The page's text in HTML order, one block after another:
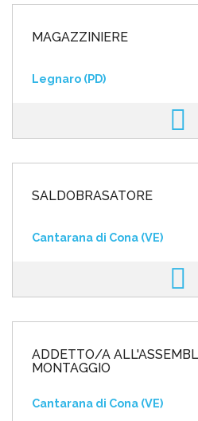
MAGAZZINIERE
Legnaro (PD)
SALDOBRASATORE
Cantarana di Cona (VE)
ADDETTO/A
MONTAGGIO
Cantarana di Cona (VE)